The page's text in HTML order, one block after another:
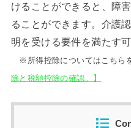
けることができると、障
ることができます。介護
明を受ける要件を満たす
※所得控除についてはこちら
除と税額控除の確認。】